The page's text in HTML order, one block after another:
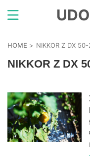
HOME > NIKKOR Z DX
NIKKOR Z DX